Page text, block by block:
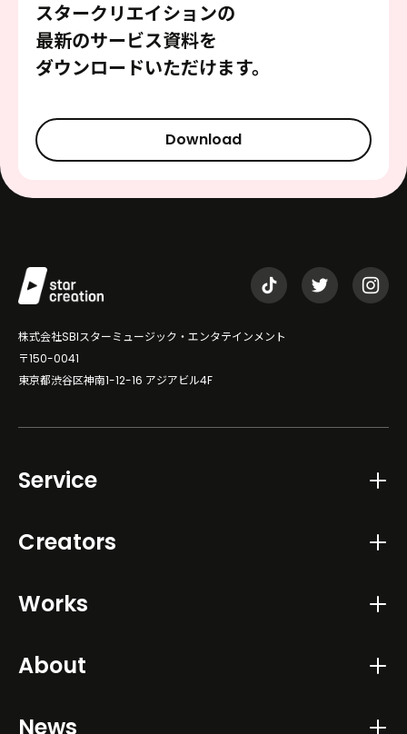
スタークリエイションの
最新のサービス資料を
ダウンロードいただけます。
Download
株式会社SBIスターミュージック・エンタテインメント
〒150-0041
東京都渋谷区神南1-12-16 アジアビル4F
Service
Creators
Works
About
News